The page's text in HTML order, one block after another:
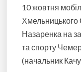
10 жовтня
Хмельницького
Назаренка на
та спорту
(начальник